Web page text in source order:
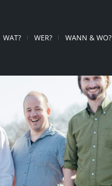
WAT? WER? WANN & WO?